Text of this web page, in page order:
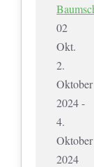
02
Okt.
2.
Oktober
2024 -
4.
Oktober
2024